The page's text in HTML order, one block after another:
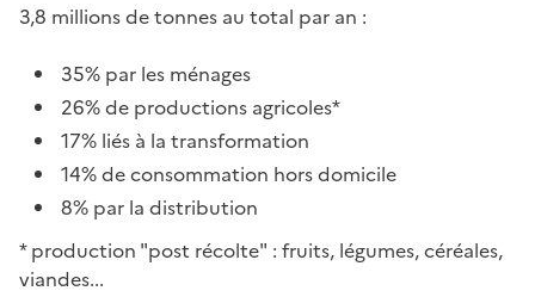
3,8 millions de tonnes au total par an :
35% par les ménages
26% de productions agricoles*
17% liés à la transformation
14% de consommation hors domicile
8% par la distribution
* production "post récolte" : fruits, légumes, céréales,
viandes...